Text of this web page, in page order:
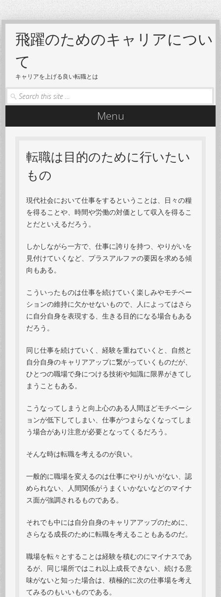
飛躍のためのキャリアについ
て
キャリアを上げる良い転職とは
Search
Menu
Skip to content
転職は目的のために行いたい
もの
現代社会において仕事をするということは、日々の糧
を得ることや、時間や労働の対価として収入を得るこ
とだといえるだろう。
しかしながら一方で、仕事に誇りを持つ、やりがいを
見付けていくなど、プラスアルファの要因を求める傾
向もある。
こういったものは仕事を続けていく楽しみやモチベー
ションの維持に欠かせないもので、人によってはさら
に自分自身を表現する、生きる目的になる場合もある
だろう。
同じ仕事を続けていく、経験を重ねていくと、自然と
自分自身のキャリアアップに繋がっていくものだが、
ひとつの職場で身につける技術や知識に限界がきてし
まうこともある。
こうなってしまうと向上心のある人間ほどモチベーシ
ョンが低下してしまい、仕事がつまらなくなってしま
う場合があり注意が必要となってくるだろう。
そんな時は転職を考えるのが良い。
一般的に職場を変えるのは仕事にやりがいがない、認
められない、人間関係がうまくいかないなどのマイナ
ス面が強調されるものである。
それでも中には自分自身のキャリアアップのために、
さらなる成長のために転職を考えることもあるのだ。
職場を転々とすることは経験を積むのにマイナスであ
るが、同じ場所ではこれ以上成長できない、続ける意
味がないと知った場合は、積極的に次の仕事場を考え
てみるのもいいものである。